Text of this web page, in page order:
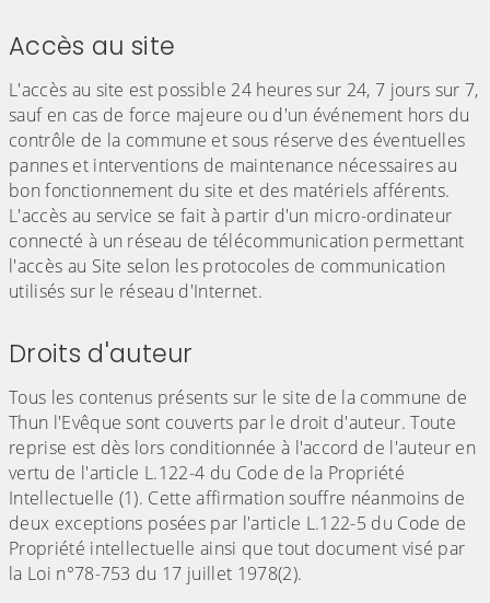
Accès au site
L'accès au site est possible 24 heures sur 24, 7 jours sur 7,
sauf en cas de force majeure ou d'un événement hors du
contrôle de la commune et sous réserve des éventuelles
pannes et interventions de maintenance nécessaires au
bon fonctionnement du site et des matériels afférents.
L'accès au service se fait à partir d'un micro-ordinateur
connecté à un réseau de télécommunication permettant
l'accès au Site selon les protocoles de communication
utilisés sur le réseau d'Internet.
Droits d'auteur
Tous les contenus présents sur le site de la commune de
Thun l'Evêque sont couverts par le droit d'auteur. Toute
reprise est dès lors conditionnée à l'accord de l'auteur en
vertu de l'article L.122-4 du Code de la Propriété
Intellectuelle (1). Cette affirmation souffre néanmoins de
deux exceptions posées par l'article L.122-5 du Code de
Propriété intellectuelle ainsi que tout document visé par
la Loi n°78-753 du 17 juillet 1978(2).